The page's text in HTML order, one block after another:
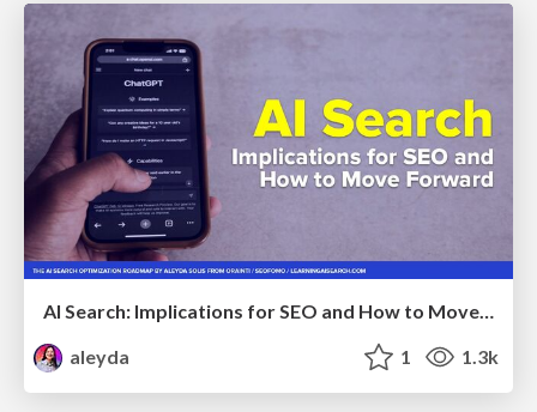
aleyda
1 1.3k